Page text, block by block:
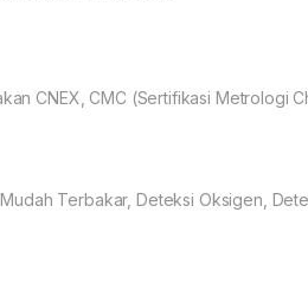
CNEX, CMC (Sertifikasi Metrologi
Terbakar, Deteksi Oksigen,